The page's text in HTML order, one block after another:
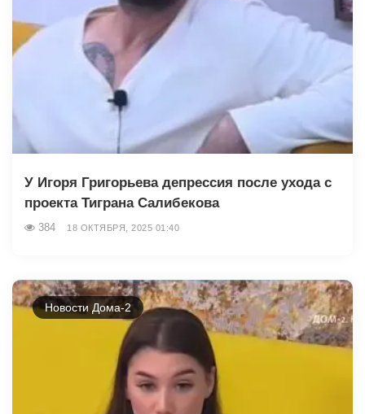
У Игоря Григорьева депрессия после ухода с
проекта Тиграна Салибекова
384 18 ОКТЯБРЯ, 2025 01:40
Новости Дома-2